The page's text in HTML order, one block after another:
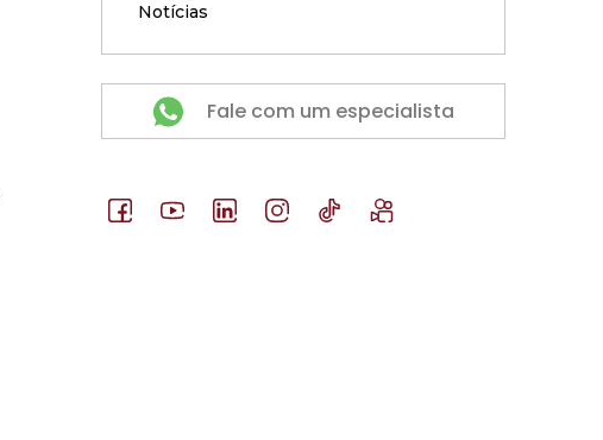
Notícias
Fale com um especialista